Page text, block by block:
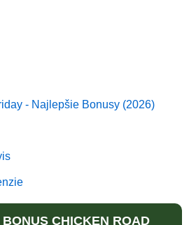
- Najlepšie Bonusy (2026)
CHICKEN ROAD